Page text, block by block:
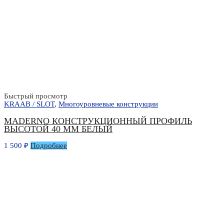
Быстрый просмотр
KRAAB / SLOT, Многоуровневые конструкции
MADERNO КОНСТРУКЦИОННЫЙ ПРОФИЛЬ
ВЫСОТОЙ 40 ММ БЕЛЫЙ
1 500 ₽ Подробнее